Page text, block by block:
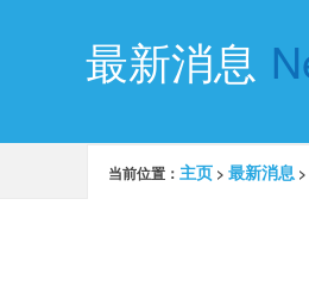
最新消息
当前位置： 主页 > 最新消息 >